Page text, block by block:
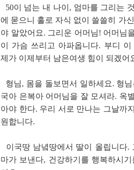
50이 넘는 내 나이, 엄마를 그리는
에 묻으니 홀로 자식 없이 쓸쓸히 가
야 알았어요. 그리운 어머님! 어머님
이 가슴 쓰리고 아파옵니다. 부디
제가 이제부터 남은여생 힘이 되겠어
형님, 몸을 돌보면서 일하세요. 형
국아 은복아 어머님을 잘 모셔라. 옥
아야 한다. 우리 서로 만나는 그날까
원합니다.
이국땅 남녘땅에서 딸이 올립니다.
마가 보낸다, 건강하기를 행복하시